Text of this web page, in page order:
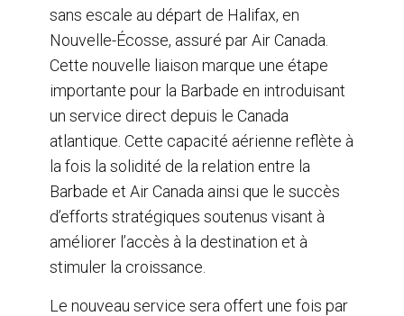
k
n
sans escale au départ de Halifax, en
Nouvelle-Écosse, assuré par Air Canada.
Cette nouvelle liaison marque une étape
importante pour la Barbade en introduisant
un service direct depuis le Canada
atlantique. Cette capacité aérienne reflète à
la fois la solidité de la relation entre la
Barbade et Air Canada ainsi que le succès
d’efforts stratégiques soutenus visant à
améliorer l’accès à la destination et à
stimuler la croissance.
Le nouveau service sera offert une fois par